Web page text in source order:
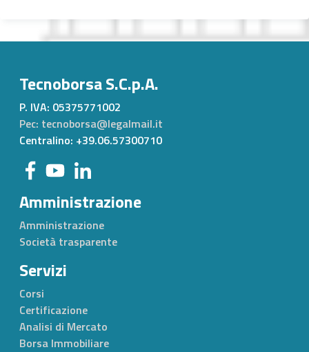
Tecnoborsa S.C.p.A.
P. IVA: 05375771002
Pec: tecnoborsa@legalmail.it
Centralino: +39.06.57300710
Amministrazione
Amministrazione
Società trasparente
Servizi
Corsi
Certificazione
Analisi di Mercato
Borsa Immobiliare